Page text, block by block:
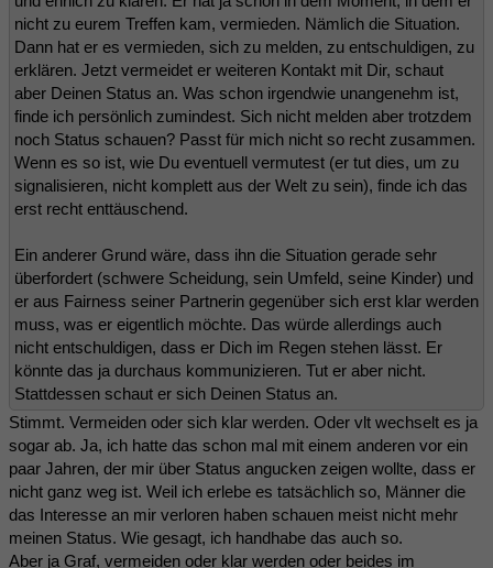
nicht zu eurem Treffen kam, vermieden. Nämlich die Situation.
Dann hat er es vermieden, sich zu melden, zu entschuldigen, zu
erklären. Jetzt vermeidet er weiteren Kontakt mit Dir, schaut
aber Deinen Status an. Was schon irgendwie unangenehm ist,
finde ich persönlich zumindest. Sich nicht melden aber trotzdem
noch Status schauen? Passt für mich nicht so recht zusammen.
Wenn es so ist, wie Du eventuell vermutest (er tut dies, um zu
signalisieren, nicht komplett aus der Welt zu sein), finde ich das
erst recht enttäuschend.
Ein anderer Grund wäre, dass ihn die Situation gerade sehr
überfordert (schwere Scheidung, sein Umfeld, seine Kinder) und
er aus Fairness seiner Partnerin gegenüber sich erst klar werden
muss, was er eigentlich möchte. Das würde allerdings auch
nicht entschuldigen, dass er Dich im Regen stehen lässt. Er
könnte das ja durchaus kommunizieren. Tut er aber nicht.
Stattdessen schaut er sich Deinen Status an.
Stimmt. Vermeiden oder sich klar werden. Oder vlt wechselt es ja
sogar ab. Ja, ich hatte das schon mal mit einem anderen vor ein
paar Jahren, der mir über Status angucken zeigen wollte, dass er
nicht ganz weg ist. Weil ich erlebe es tatsächlich so, Männer die
das Interesse an mir verloren haben schauen meist nicht mehr
meinen Status. Wie gesagt, ich handhabe das auch so.
Aber ja Graf, vermeiden oder klar werden oder beides im